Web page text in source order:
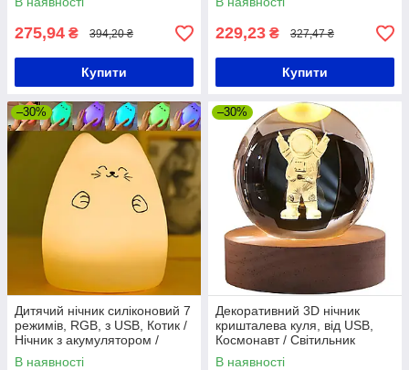
275,94 ₴ 394,20 ₴
Купити
229,23 ₴ 327,47 ₴
Купити
–30%
Дитячий нічник силіконовий 7
режимів, RGB, з USB, Котик /
Нічник з акумулятором /
Світильник нічник для дітей
В наявності
–30%
Декоративний 3D нічник
кришталева куля, від USB,
Космонавт / Світильник
нічник для дітей / 3D нічник
В наявності